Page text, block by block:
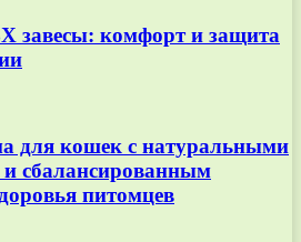
завесы: комфорт и защита
для кошек с натуральными
сбалансированным
питомцев